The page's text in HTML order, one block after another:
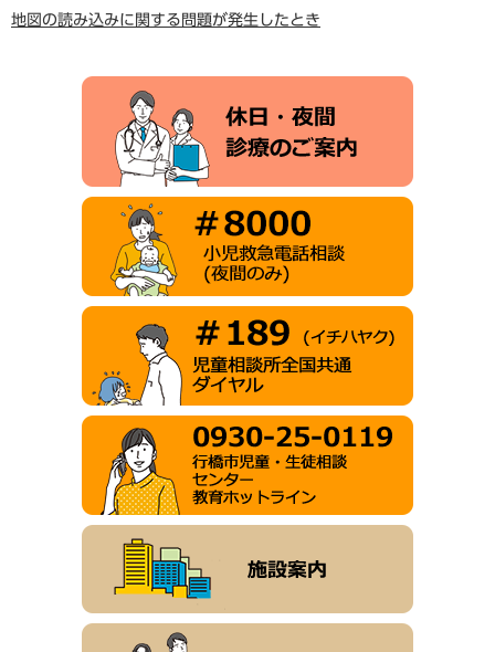
地図の読み込みに関する問題が発生したとき